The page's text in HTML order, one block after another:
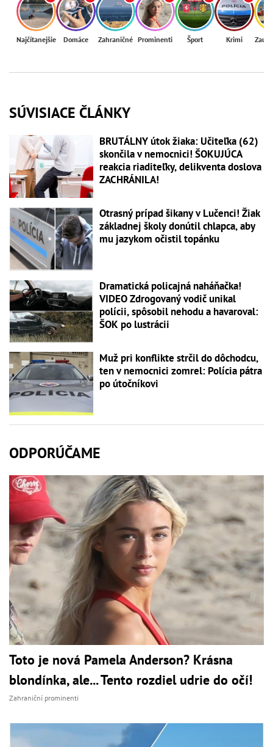
Najčítanejšie Domáce Zahraničné Prominenti Šport Krimi
SÚVISIACE ČLÁNKY
BRUTÁLNY útok žiaka: Učiteľka (62)
skončila v nemocnici! ŠOKUJÚCA
reakcia riaditeľky, delikventa doslova
ZACHRÁNILA!
Otrasný prípad šikany v Lučenci! Žiak
základnej školy donútil chlapca, aby
mu jazykom očistil topánku
Dramatická policajná naháňačka!
VIDEO Zdrogovaný vodič unikal
polícii, spôsobil nehodu a havaroval:
ŠOK po lustrácii
Muž pri konflikte strčil do dôchodcu,
ten v nemocnici zomrel: Polícia pátra
po útočníkovi
ODPORÚČAME
Toto je nová Pamela Anderson? Krásna
blondínka, ale... Tento rozdiel udrie do očí!
Zahraniční prominenti